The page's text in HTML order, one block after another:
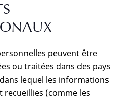
peuvent être
ou traitées dans des pays
lequel les informations
(comme les